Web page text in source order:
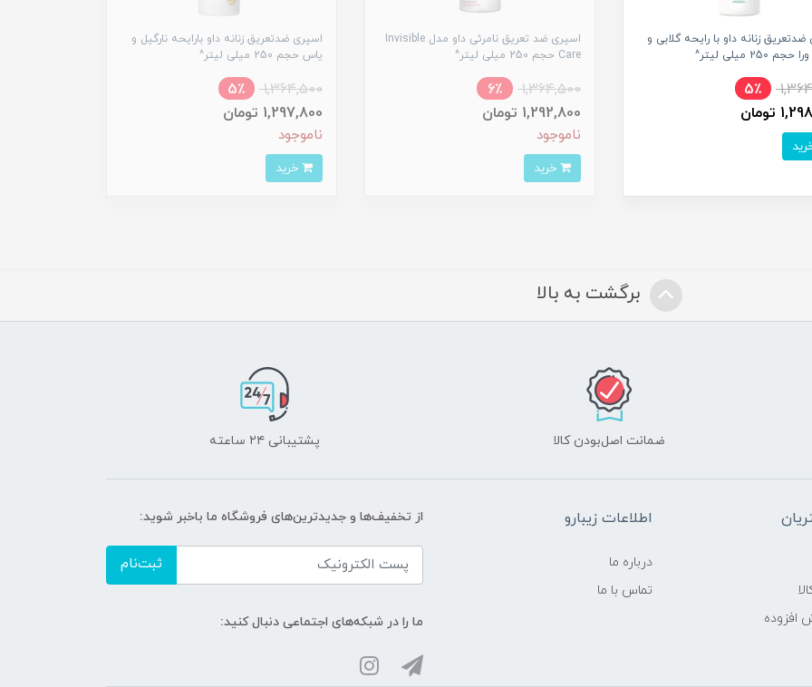
زنانه داو با رایحه گلابی و
250 میلی لیتر^
5٪
تومان
اسپری ضد تعریق نامرئی داو مدل Invisible
Care حجم 250 میلی لیتر^
1,364,500
6٪
1,292,800 تومان
ناموجود
خرید
اسپری ضدتعریق زنانه داو بارایحه نارگیل و
یاس حجم 250 میلی لیتر^
1,364,500
5٪
1,297,800 تومان
ناموجود
خرید
برگشت به بالا
ضمانت اصل‌بودن کالا پشتیبانی ۲۴ ساعته
افزوده
اطلاعات زیبارو
درباره ما
تماس با ما
از تخفیف‌ها و جدیدترین‌های فروشگاه ما باخبر شوید:
ثبت‌نام
ما را در شبکه‌های اجتماعی دنبال کنید: